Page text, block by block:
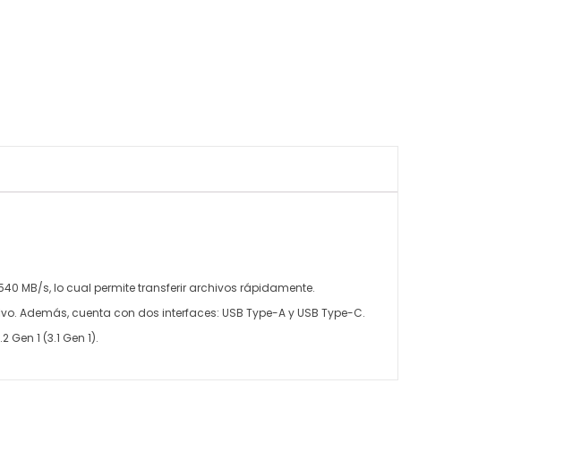
MB/s, lo cual permite transferir archivos rápidamente.
cuenta con dos interfaces: USB Type-A y USB Type-C.
1 (3.1 Gen 1).